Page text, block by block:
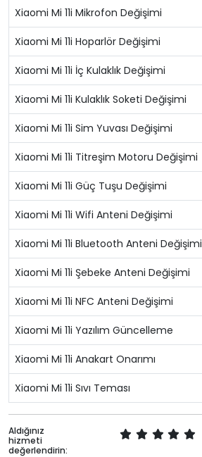
Xiaomi Mi 11i Mikrofon Değişimi
Xiaomi Mi 11i Hoparlör Değişimi
Xiaomi Mi 11i İç Kulaklık Değişimi
Xiaomi Mi 11i Kulaklık Soketi Değişimi
Xiaomi Mi 11i Sim Yuvası Değişimi
Xiaomi Mi 11i Titreşim Motoru Değişimi
Xiaomi Mi 11i Güç Tuşu Değişimi
Xiaomi Mi 11i Wifi Anteni Değişimi
Xiaomi Mi 11i Bluetooth Anteni Değişimi
Xiaomi Mi 11i Şebeke Anteni Değişimi
Xiaomi Mi 11i NFC Anteni Değişimi
Xiaomi Mi 11i Yazılım Güncelleme
Xiaomi Mi 11i Anakart Onarımı
Xiaomi Mi 11i Sıvı Teması
Aldığınız
hizmeti
değerlendirin: